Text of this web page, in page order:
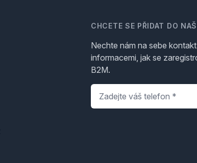
CHCETE SE PŘIDAT DO
Nechte nám na sebe
informacemi, jak se
B2M.
Telefon